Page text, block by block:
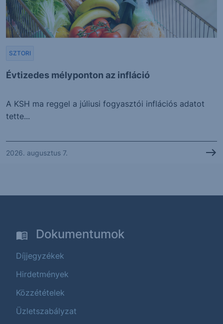
Évtizedes mélyponton az infláció
SZTORI
A KSH ma reggel a júliusi fogyasztói inflációs adatot
tette...
2026. augusztus 7.
Dokumentumok
Díjjegyzékek
Hirdetmények
Közzétételek
Üzletszabályzat